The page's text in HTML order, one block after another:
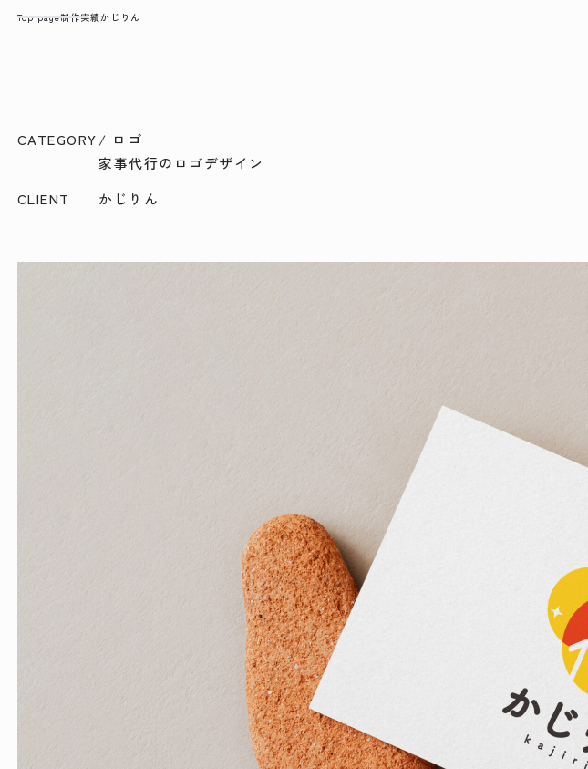
Top page制作実績かじりん
CATEGORY/ ロゴ
家事代行のロゴデザイン
CLIENT
かじりん